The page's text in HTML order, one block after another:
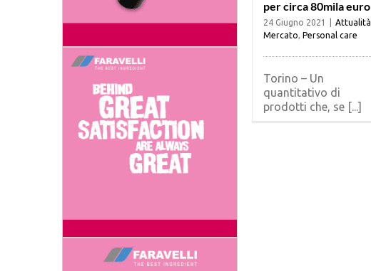
per circa 80mila euro
24 Giugno 2021 Attualità
Mercato Personal care
Torino – Un
quantitativo di
prodotti che, se [...]